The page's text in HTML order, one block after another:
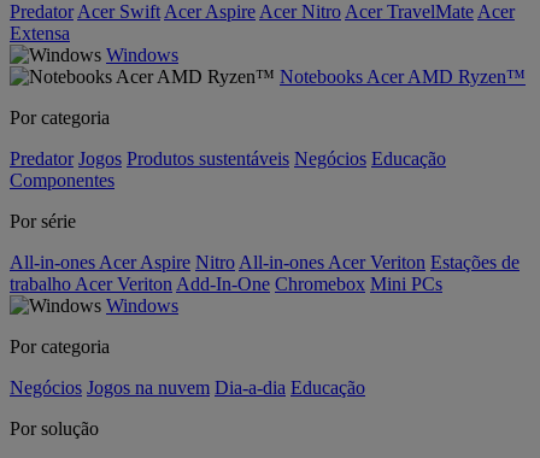
Predator Acer Swift Acer Aspire Acer Nitro Acer TravelMate Acer
Extensa
Windows
Notebooks Acer AMD Ryzen™
Por categoria
Predator Jogos Produtos sustentáveis Negócios Educação
Componentes
Por série
All-in-ones Acer Aspire Nitro All-in-ones Acer Veriton Estações de
trabalho Acer Veriton Add-In-One Chromebox Mini PCs
Windows
Por categoria
Negócios Jogos na nuvem Dia-a-dia Educação
Por solução